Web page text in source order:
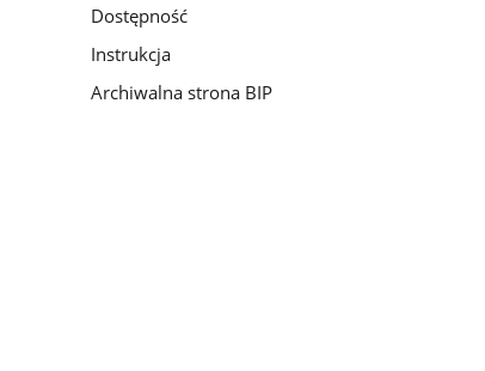
Dostępność
Instrukcja
Archiwalna strona BIP